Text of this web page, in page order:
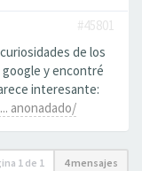
#45801
de los
y encontré
interesante:
anonadado/
1 de 1 4 mensajes